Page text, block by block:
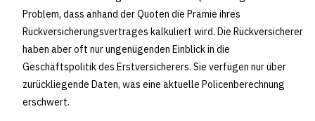
Problem, dass anhand der Quoten die Prämie ihres
Rückversicherungsvertrages kalkuliert wird. Die Rückversicherer
haben aber oft nur ungenügenden Einblick in die
Geschäftspolitik des Erstversicherers. Sie verfügen nur über
zurückliegende Daten, was eine aktuelle Policenberechnung
erschwert.